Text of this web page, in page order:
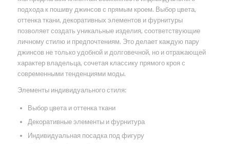
подхода к пошиву джинсов с прямым кроем. Выбор цвета,
оттенка ткани, декоративных элементов и фурнитуры
позволяет создать уникальные изделия, соответствующие
личному стилю и предпочтениям. Это делает каждую пару
джинсов не только удобной и долговечной, но и отражающей
характер владельца, сочетая классику прямого кроя с
современными тенденциями моды.
Элементы индивидуального стиля:
Выбор цвета и оттенка ткани
Декоративные элементы и фурнитура
Индивидуальная посадка под фигуру